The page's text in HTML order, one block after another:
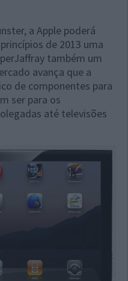
a Apple poderá
de 2013 uma
também um
avança que a
de componentes para
ser para os
até televisões